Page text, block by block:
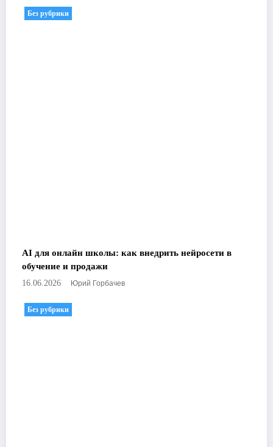
Без рубрики
AI для онлайн школы: как внедрить нейросети в
обучение и продажи
16.06.2026 Юрий Горбачев
Без рубрики